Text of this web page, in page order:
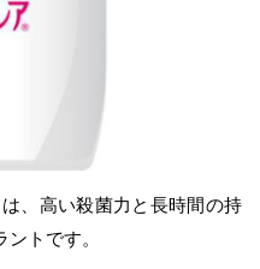
、高い殺菌力と長時間の持
トです。